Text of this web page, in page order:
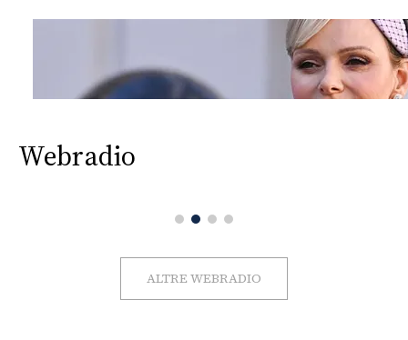
Webradio
ALTRE WEBRADIO